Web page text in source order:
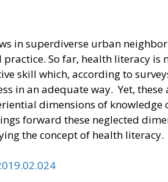
in superdiverse urban
So far, health literacy is
skill which, according to
in an adequate way. Yet, these
dimensions of knowledge
forward these neglected
the concept of health literacy.